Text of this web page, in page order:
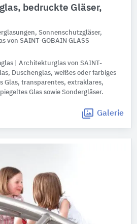
bedruckte Gläser,
Sonnenschutzgläser,
von SAINT-GOBAIN GLASS
| Architekturglas von SAINT-
Duschenglas, weißes oder farbiges
Glas, transparentes, extraklares,
Glas sowie Sondergläser.
Galerie